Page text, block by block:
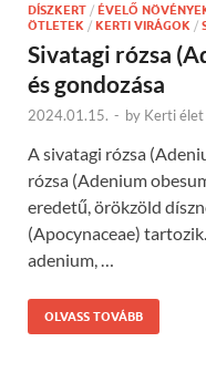
DÍSZKERT / ÉVELŐ
ÖTLETEK / KERTI VIRÁGOK /
Sivatagi rózsa
és gondozása
2024.01.15. - by Kerti élet
A sivatagi rózsa
rózsa (Adenium
eredetű, örökzöld
(Apocynaceae)
adenium, …
OLVASS TOVÁBB